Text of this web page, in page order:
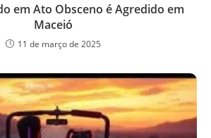
em Ato Obsceno é Agredido em
Maceió
11 de março de 2025